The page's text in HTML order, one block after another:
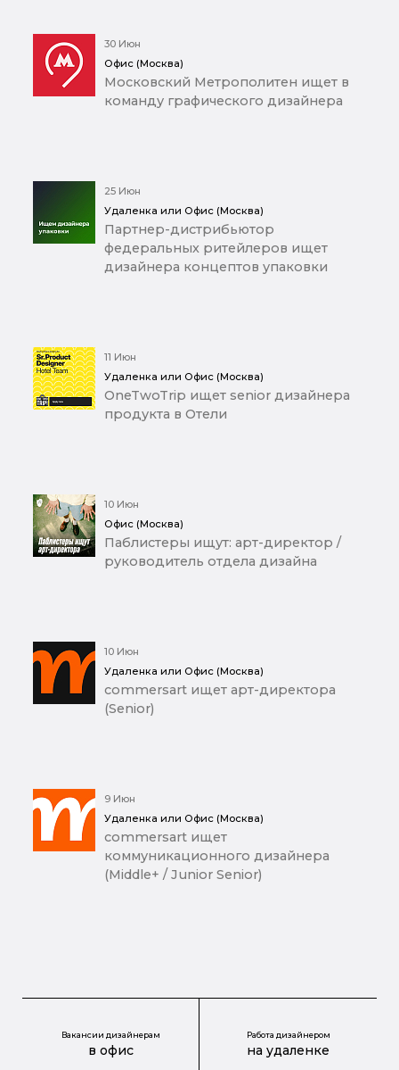
30 Июн
Офис (Москва)
Московский Метрополитен ищет в
команду графического дизайнера
25 Июн
Удаленка или Офис (Москва)
Партнер-дистрибьютор
федеральных ритейлеров ищет
дизайнера концептов упаковки
11 Июн
Удаленка или Офис (Москва)
OneTwoTrip ищет senior дизайнера
продукта в Отели
10 Июн
Офис (Москва)
Паблистеры ищут: арт-директор /
руководитель отдела дизайна
10 Июн
Удаленка или Офис (Москва)
commersart ищет арт-директора
(Senior)
9 Июн
Удаленка или Офис (Москва)
commersart ищет
коммуникационного дизайнера
(Middle+ / Junior Senior)
Вакансии дизайнерам
в офис
Работа дизайнером
на удаленке